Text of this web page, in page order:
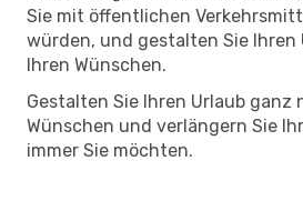
Sie mit öffentlichen
würden, und gestalten Sie Ihren
Ihren Wünschen.
Gestalten Sie Ihren Urlaub ganz
Wünschen und verlängern Sie
immer Sie möchten.